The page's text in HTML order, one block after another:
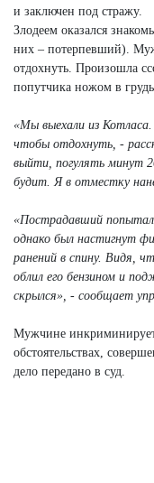
и заключен под стражу.
Злодеем оказался
них – потерпевший).
отдохнуть. Произошла
попутчика ножом в грудь.
«Мы выехали из
чтобы отдохнуть, -
выйти, погулять минут
будит. Я в отместку
«Пострадавший
однако был настигнут
ранений в спину. Видя,
облил его бензином и
скрылся», - сообщает
Мужчине
обстоятельствах,
дело передано в суд.